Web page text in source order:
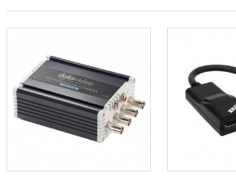
บริษัท ออโต้โมชั่นเวิร์ค จำกัด
บริษัท อินโนเวชั่น จำกัด
บริษัท ฮามาโซ คอร์ปอเรชั่น จำกัด
บริษัท เอทีเอส จำกัด
ภูเก็ตแฟนตาซี
มหาวิทยาลัยเวสเทิร์น